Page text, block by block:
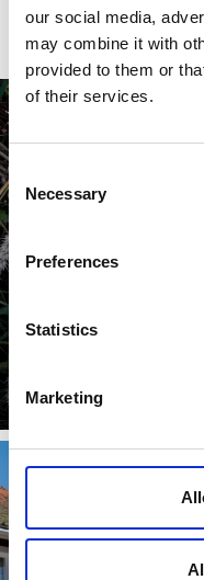
our social media,
may combine it with
provided to them or
of their services.
Consent
Selection
Necessary
Preferences
Statistics
Marketing
Hitta
Läs mer